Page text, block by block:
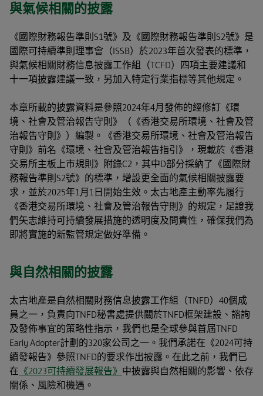
與氣候相關的披露
《國際財務報告準則S1號》及《國際財務報告準則S2號》是
國際可持續準則理事會（ISSB）於2023年首次發表的標準，
與氣候相關財務信息披露工作組（TCFD）四項主要建議和
十一項披露建議一致，另加入特定行業指標等其他規定。
本章所載的披露資料是參照2024年4月發佈的經修訂《環
境、社會及管治報告守則》（《香港交易所環境、社會及管
治報告守則》）編製。《香港交易所環境、社會及管治報告
守則》前名《環境、社會及管治報告指引》，現載於《香港
交易所主板上市規則》附錄C2，其中D部分採納了《國際財
務報告準則S2號》的標準，增設更全面的氣候相關披露要
求，並於2025年1月1日開始生效。太古地產主動率先履行
《香港交易所環境、社會及管治報告守則》的規定，足證我
們矢志維持可持續發展措施的透明度及問責性，確保我們為
即將實施的新監管規定做好準備。
與自然相關的披露
太古地產是自然相關財務信息披露工作組（TNFD）40個成
員之一，負責向TNFD秘書處提供關於TNFD框架建設、諮詢
及發佈事宜的策略性指示，我們也是全球參與首屆TNFD
Early Adopter計劃的320家公司之一。我們承諾在《2024可持
續發報告》參照TNFD的要求作出披露。在此之前，我們已
在 《2023可持續發展報告》 中披露與自然相關的影響、依存
關係、風險和機遇。